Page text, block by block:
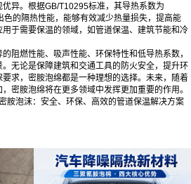
异。根据GB/T10295标准，其导热系数为
的隔热性能，能够有效减少热量损失，提高能
于需要保温的领域，如管道保温、建筑节能和冷
阻燃性能、吸声性能、环保特性和低导热系数，
无论是保障建筑和交通工具的防火安全，提升环
求，密胺泡绵都是一种理想的选择。未来，随着
密胺泡绵将在更多领域中发挥更加重要的作用。
胺泡沫：安全、环保、高效的管道保温解决方案